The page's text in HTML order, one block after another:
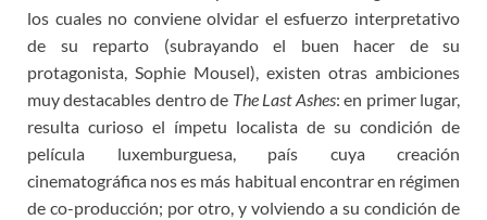
los cuales no conviene olvidar el esfuerzo interpretativo
de su reparto (subrayando el buen hacer de su
protagonista, Sophie Mousel), existen otras ambiciones
muy destacables dentro de The Last Ashes: en primer lugar,
resulta curioso el ímpetu localista de su condición de
película luxemburguesa, país cuya creación
cinematográfica nos es más habitual encontrar en régimen
de co-producción; por otro, y volviendo a su condición de